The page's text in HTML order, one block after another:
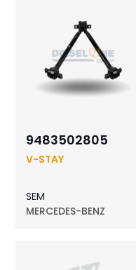
9483502805
V-STAY
SEM
MERCEDES-BENZ